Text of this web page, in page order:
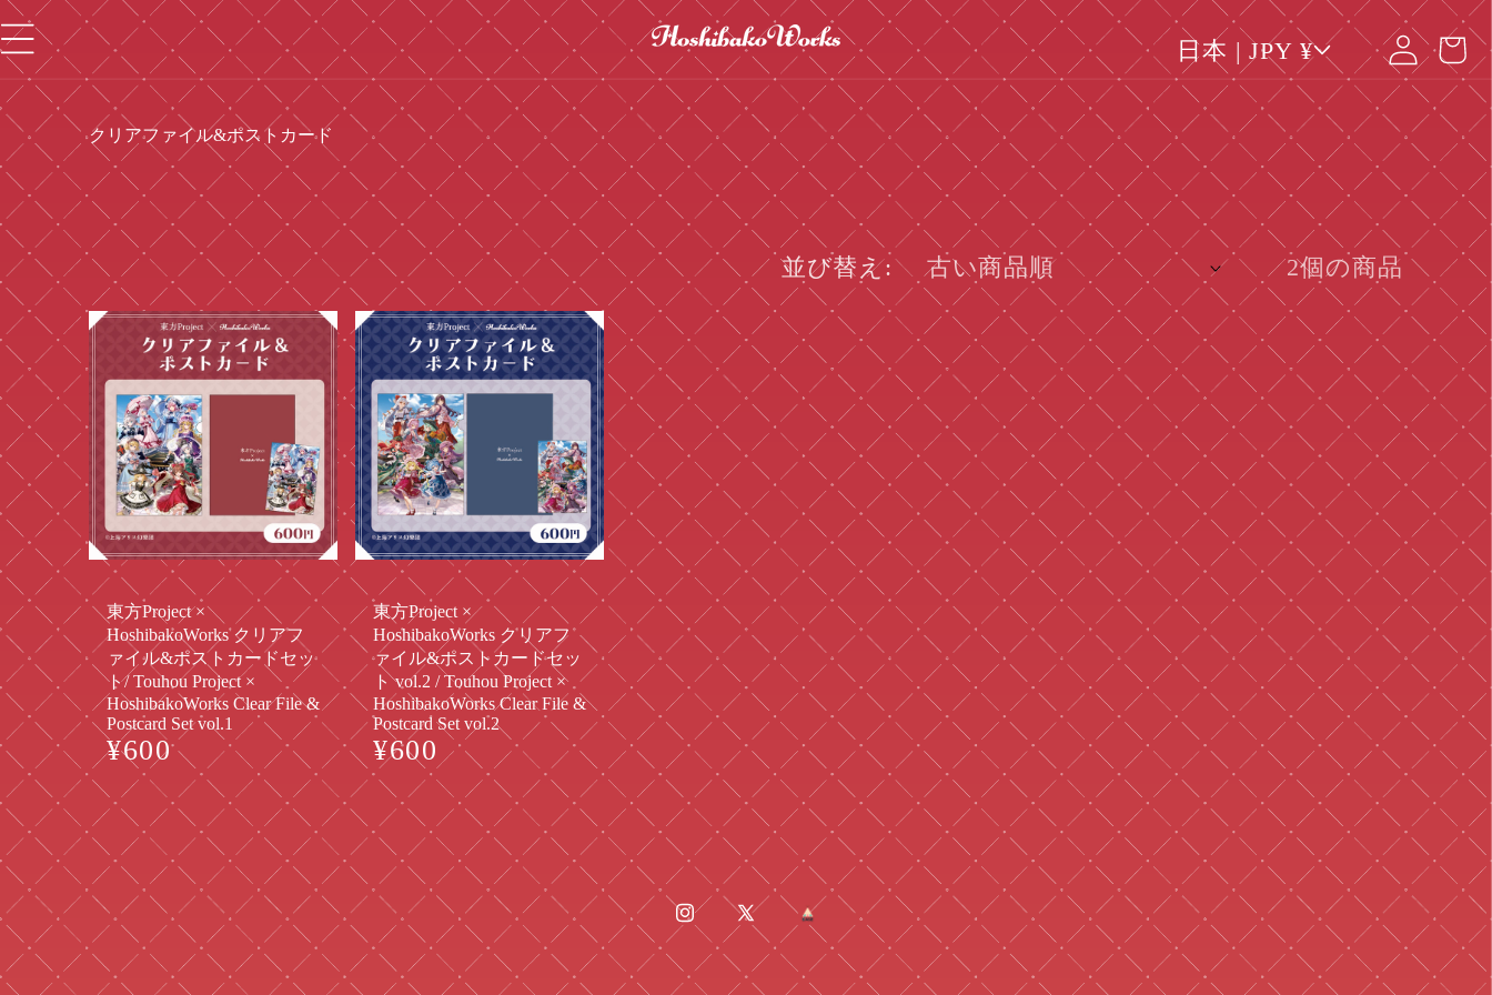
ツ
に
進
む
国
/
地
域
日本 | JPY ¥
グ
イ
ン
カ
ー
ト
コ
レ
ク
シ
ン
クリアファイル&ポストカード
並び替え: 2個の商品
東方Project ×
HoshibakoWorks クリアフ
ァイル&ポストカードセッ
ト/ Touhou Project ×
HoshibakoWorks Clear File &
Postcard Set vol.1
¥600
東方Project ×
HoshibakoWorks クリアフ
ァイル&ポストカードセッ
ト vol.2 / Touhou Project ×
HoshibakoWorks Clear File &
Postcard Set vol.2
¥600
Instagram
X
(Twitter)
BASE